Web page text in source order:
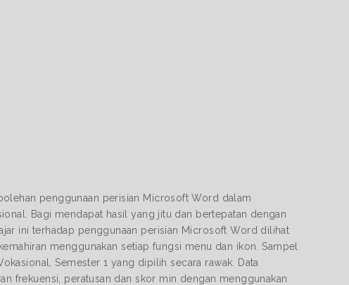
penggunaan perisian Microsoft Word dalam
Bagi mendapat hasil yang jitu dan bertepatan dengan
ini terhadap penggunaan perisian Microsoft Word dilihat
menggunakan setiap fungsi menu dan ikon. Sampel
Semester 1 yang dipilih secara rawak. Data
frekuensi, peratusan dan skor min dengan menggunakan